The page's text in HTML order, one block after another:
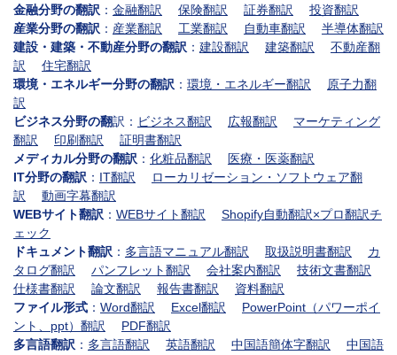
金融分野の翻訳 ： 金融翻訳 保険翻訳 証券翻訳
投資翻訳
産業分野の翻訳 ： 産業翻訳 工業翻訳 自動車翻訳
半導体翻訳
建設・建築・不動産分野の翻訳 ： 建設翻訳 建築翻訳
不動産翻
訳
住宅翻訳
環境・エネルギー分野の翻訳 ： 環境・エネルギー翻訳
原子力翻
訳
ビジネス分野の翻訳： ビジネス翻訳 広報翻訳
マーケティング
翻訳
印刷翻訳
証明書翻訳
メディカル分野の翻訳 ： 化粧品翻訳
医療・医薬翻訳
IT分野の翻訳 ： IT翻訳
ローカリゼーション・ソフトウェア翻
訳
動画字幕翻訳
WEBサイト翻訳 ： WEBサイト翻訳
Shopify自動翻訳×プロ翻訳チ
ェック
ドキュメント翻訳 ： 多言語マニュアル翻訳 取扱説明書翻訳
カ
タログ翻訳
パンフレット翻訳 会社案内翻訳
技術文書翻訳
仕様書翻訳
論文翻訳 報告書翻訳
資料翻訳
ファイル形式 ： Word翻訳 Excel翻訳
PowerPoint（パワーポイ
ント、ppt）翻訳
PDF翻訳
多言語翻訳 ： 多言語翻訳 英語翻訳 中国語簡体字翻訳
中国語